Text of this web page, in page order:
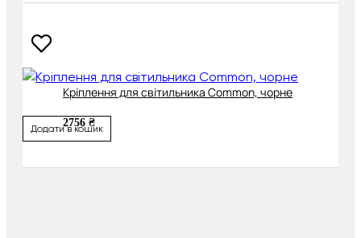
Кріплення для світильника Common, чорне
2756 ₴
Додати в кошик